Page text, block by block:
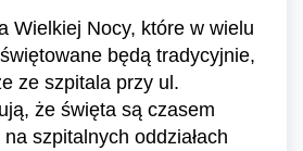
Wielkiej Nocy, które w wielu
będą tradycyjnie,
ze szpitala przy ul.
że święta są czasem
szpitalnych oddziałach